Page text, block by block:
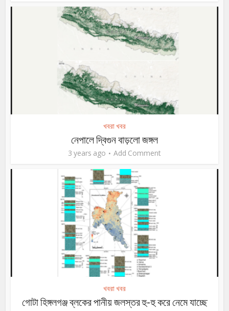
খবরা খবর
নেপালে দ্বিগুন বাড়লো জঙ্গল
3 years ago Add Comment
খবরা খবর
গোটা হিঙ্গলগঞ্জ ব্লকের পানীয় জলস্তর হু-হু করে নেমে যাচ্ছে